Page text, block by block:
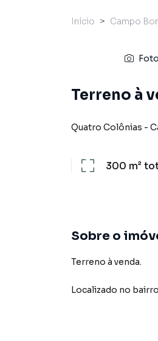
Início Campo
Terreno à
Quatro Colônias -
300 m²
Sobre o
Terreno à venda.
Localizado no